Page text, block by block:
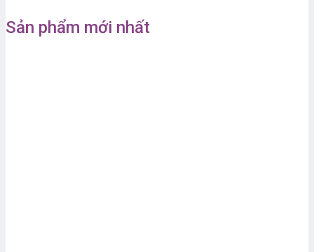
Sản phẩm mới nhất